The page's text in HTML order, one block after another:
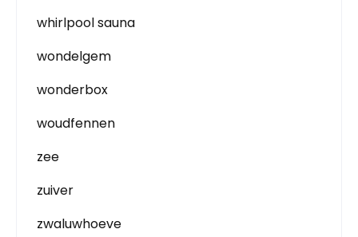
whirlpool sauna
wondelgem
wonderbox
woudfennen
zee
zuiver
zwaluwhoeve